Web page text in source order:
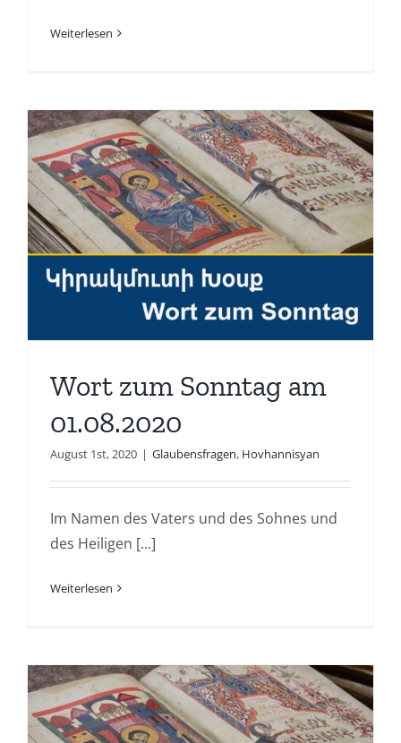
Weiterlesen
Wort zum Sonntag am
01.08.2020
August 1st, 2020 | Glaubensfragen, Hovhannisyan
Im Namen des Vaters und des Sohnes und
des Heiligen [...]
Weiterlesen